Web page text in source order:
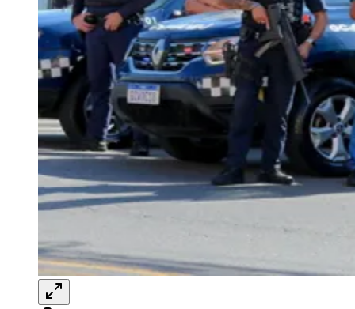
Cidades da Região
Santana de ParnaíbaOsascoCarapicuíbaJandiraItapevi CotiaPirapora
do Bom JesusAraçariguamaCajamarCaieirasFranco da
Francisco MoratoTaboão da SerraEmbu das Artes São Roque
Para Sua Empresa
Anuncie Regional
Guia de Empresas
Vagas na RegiãoNovo
Hub de Negócios
Guia Comercial
Selo Verificado
Portal Educacional
Agenda de Vestibulares
Panorama Econômico
Panorama Econômico